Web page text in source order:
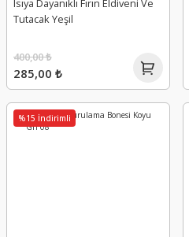
Isıya Dayanıklı Fırın Eldiveni Ve
Tutacak Yeşil
285,00 ₺
400,00 ₺
%15 İndirimli